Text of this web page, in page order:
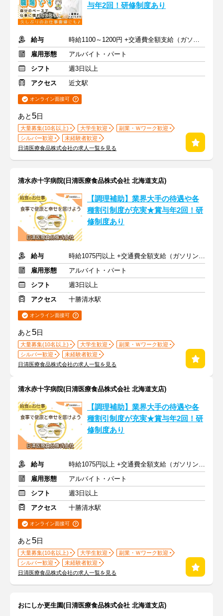
与年2回！研修制度あり
給与
時給1100～1200円 +交通費全額支給（ガソリン代も支給）
雇用形態
アルバイト・パート
シフト
週3日以上
アクセス
近文駅
オンライン面接可
あと 5日
大量募集(10名以上) 大学生歓迎
副業・Ｗワーク歓迎
シルバー歓迎
未経験者歓迎
日清医療食品株式会社の求人一覧を見る
清水赤十字病院(日清医療食品株式会社 北海道支店)
【調理補助】業界大手の待遇や各
種割引制度が充実★賞与年2回！研
修制度あり
給与
時給1075円以上 +交通費全額支給（ガソリン代も支給）
雇用形態
アルバイト・パート
シフト
週3日以上
アクセス
十勝清水駅
オンライン面接可
あと 5日
大量募集(10名以上) 大学生歓迎
副業・Ｗワーク歓迎
シルバー歓迎
未経験者歓迎
日清医療食品株式会社の求人一覧を見る
清水赤十字病院(日清医療食品株式会社 北海道支店)
【調理補助】業界大手の待遇や各
種割引制度が充実★賞与年2回！研
修制度あり
給与
時給1075円以上 +交通費全額支給（ガソリン代も支給）
雇用形態
アルバイト・パート
シフト
週3日以上
アクセス
十勝清水駅
オンライン面接可
あと 5日
大量募集(10名以上) 大学生歓迎
副業・Ｗワーク歓迎
シルバー歓迎
未経験者歓迎
日清医療食品株式会社の求人一覧を見る
おにしか更生園(日清医療食品株式会社 北海道支店)